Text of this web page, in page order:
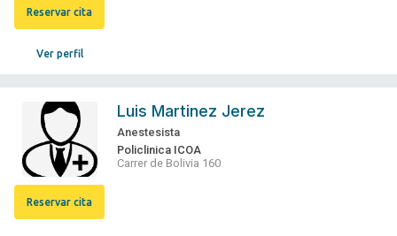
Ver perfil
Reservar cita
Reservar cita
Luis Martinez Jerez
Anestesista
Policlinica ICOA
Carrer de Bolivia 160